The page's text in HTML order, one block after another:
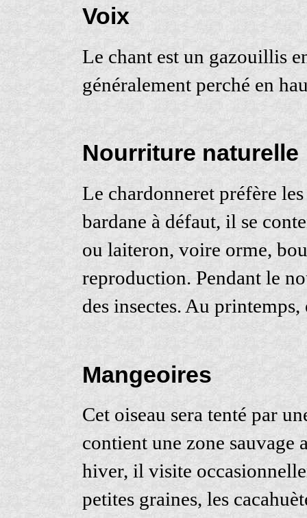
Voix
Le chant est un gazouillis
généralement perché en
Nourriture naturelle
Le chardonneret préfère
bardane à défaut, il se
ou laiteron, voire orme,
reproduction. Pendant le
des insectes. Au
Mangeoires
Cet oiseau sera tenté par
contient une zone sauvage
hiver, il visite
petites graines, les